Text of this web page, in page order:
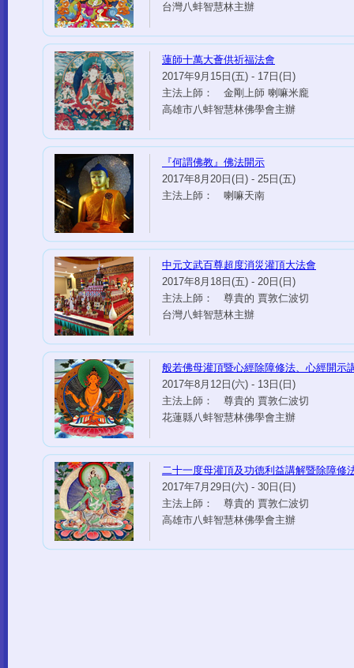
台灣八蚌智慧林主辦
蓮師十萬大薈供祈福法會
2017年9月15日(五) - 17日(日)
主法上師： 金剛上師 喇嘛米龐
高雄市八蚌智慧林佛學會主辦
『何謂佛教』佛法開示
2017年8月20日(日) - 25日(五)
主法上師： 喇嘛天南
中元文武百尊超度消災灌頂大法會
2017年8月18日(五) - 20日(日)
主法上師： 尊貴的 賈敦仁波切
台灣八蚌智慧林主辦
般若佛母灌頂暨心經除障修法、心經開示
2017年8月12日(六) - 13日(日)
主法上師： 尊貴的 賈敦仁波切
花蓮縣八蚌智慧林佛學會主辦
二十一度母灌頂及功德利益講解暨除障修
2017年7月29日(六) - 30日(日)
主法上師： 尊貴的 賈敦仁波切
高雄市八蚌智慧林佛學會主辦